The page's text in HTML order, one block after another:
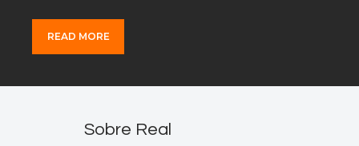
READ MORE
Sobre Real